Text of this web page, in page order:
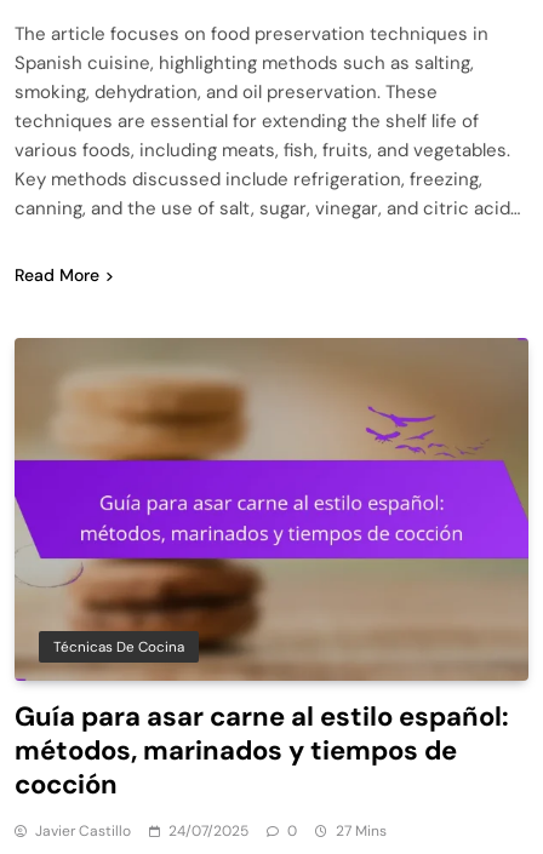
The article focuses on food preservation techniques in
Spanish cuisine, highlighting methods such as salting,
smoking, dehydration, and oil preservation. These
techniques are essential for extending the shelf life of
various foods, including meats, fish, fruits, and vegetables.
Key methods discussed include refrigeration, freezing,
canning, and the use of salt, sugar, vinegar, and citric acid…
Read More
Técnicas De Cocina
Guía para asar carne al estilo español:
métodos, marinados y tiempos de
cocción
Javier Castillo 24/07/2025 0 27 Mins